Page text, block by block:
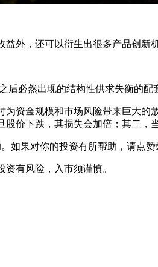
，还可以衍生出很多产品创新
必然出现的结构性供求失衡的配
金规模和市场风险带来巨大的
价下跌，其损失会加倍；其二，
果对你的投资有所帮助，请点
有风险，入市须谨慎。